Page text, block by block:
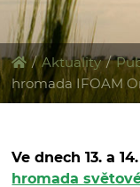
/ Aktuality /
hromada IFOAM
Ve dnech 13. a
hromada